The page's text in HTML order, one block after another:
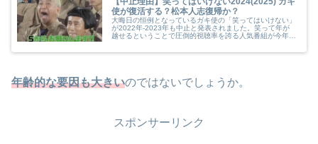
使が復活する？松本人志復帰か？
大晦日の恒例となっているガキ使の「笑ってはいけない」
が2022年-2023年も中止と発表されました。笑って年が
越せるということで圧倒的視聴率を誇る人気番組が今年も
ありますが、これじゃない感が否めません。一体なぜ中止
年齢的な要因も大きいのではないでしょうか。
スポンサーリンク